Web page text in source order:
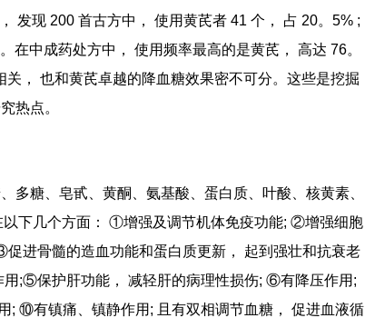
发现 200 首古方中， 使用黄芪者 41 个， 占 20。5% ;
在中成药处方中， 使用频率最高的是黄芪， 高达 76。
， 也和黄芪卓越的降血糖效果密不可分。这些是挖掘
热点。
糖、皂甙、黄酮、氨基酸、蛋白质、叶酸、核黄素、
下几个方面： ①增强及调节机体免疫功能; ②增强细胞
进骨髓的造血功能和蛋白质更新， 起到强壮和抗衰老
;⑤保护肝功能， 减轻肝的病理性损伤; ⑥有降压作用;
⑩有镇痛、镇静作用; 且有双相调节血糖， 促进血液循